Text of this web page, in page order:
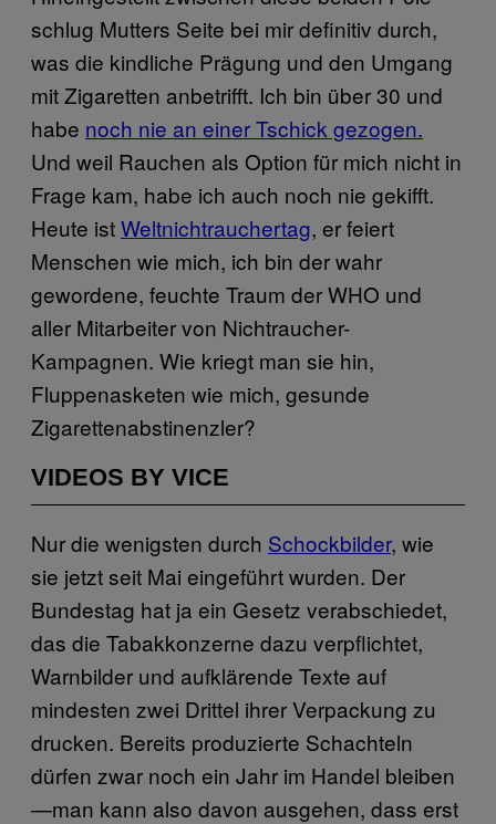
schlug Mutters Seite bei mir definitiv durch,
was die kindliche Prägung und den Umgang
mit Zigaretten anbetrifft. Ich bin über 30 und
habe noch nie an einer Tschick gezogen.
Und weil Rauchen als Option für mich nicht in
Frage kam, habe ich auch noch nie gekifft.
Heute istWeltnichtrauchertag, er feiert
Menschen wie mich, ich bin der wahr
gewordene, feuchte Traum der WHO und
aller Mitarbeiter von Nichtraucher-
Kampagnen. Wie kriegt man sie hin,
Fluppenasketen wie mich, gesunde
Zigarettenabstinenzler?
VIDEOS BY VICE
Nur die wenigsten durch Schockbilder, wie
sie jetzt seit Mai eingeführt wurden. Der
Bundestag hat ja ein Gesetz verabschiedet,
das die Tabakkonzerne dazu verpflichtet,
Warnbilder und aufklärende Texte auf
mindesten zwei Drittel ihrer Verpackung zu
drucken. Bereits produzierte Schachteln
dürfen zwar noch ein Jahr im Handel bleiben
—man kann also davon ausgehen, dass erst